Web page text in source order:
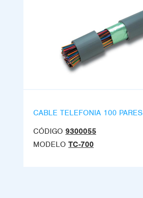
CABLE TELEFONIA 100 PARES
CÓDIGO 9300055
MODELO TC-700